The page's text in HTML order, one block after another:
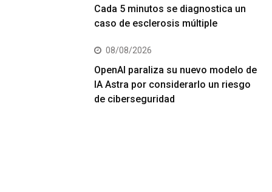
Cada 5 minutos se diagnostica un
caso de esclerosis múltiple
08/08/2026
OpenAI paraliza su nuevo modelo de
IA Astra por considerarlo un riesgo
de ciberseguridad